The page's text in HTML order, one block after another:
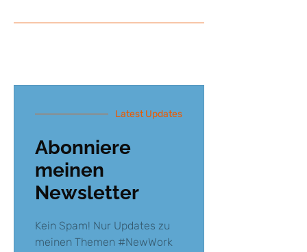
Latest Updates
Abonniere
meinen
Newsletter
Kein Spam! Nur Updates zu
meinen Themen #NewWork